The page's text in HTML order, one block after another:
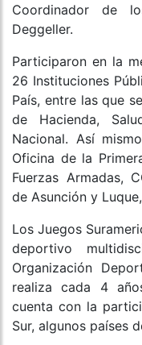
Coordinador de
Deggeller.
Participaron en la
26 Instituciones
País, entre las que
de Hacienda,
Nacional. Así
Oficina de la
Fuerzas Armadas,
de Asunción y
Los Juegos
deportivo
Organización
realiza cada 4
cuenta con la
Sur, algunos países